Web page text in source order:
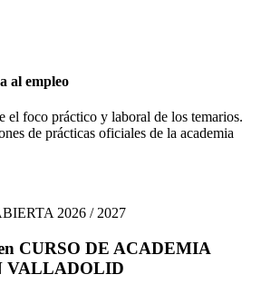
al empleo
el foco práctico y laboral de los temarios.
de prácticas oficiales de la academia
2026 / 2027
CURSO DE ACADEMIA
VALLADOLID